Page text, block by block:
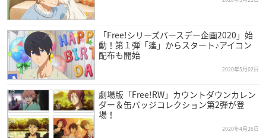
「Free!シリーズバースデー企画2020」始
動！第１弾「遙」からスタート♪アイコン
配布も開始
2020年5月02日
劇場版「Free!RW」カウントダウンカレン
ダー＆缶バッジコレクション第2弾が登
場！
2020年4月26日